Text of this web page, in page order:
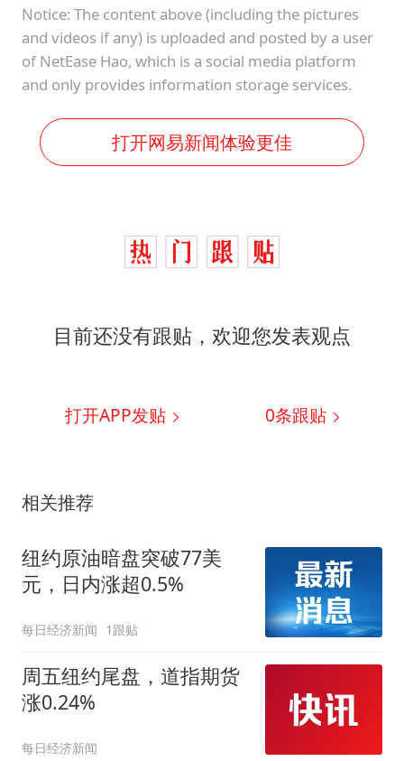
Notice: The content above (including the pictures
and videos if any) is uploaded and posted by a user
of NetEase Hao, which is a social media platform
and only provides information storage services.
打开网易新闻体验更佳
目前还没有跟贴，欢迎您发表观点
打开APP发贴 0条跟贴
相关推荐
纽约原油暗盘突破77美
元，日内涨超0.5%
每日经济新闻 1跟贴
周五纽约尾盘，道指期货
涨0.24%
每日经济新闻